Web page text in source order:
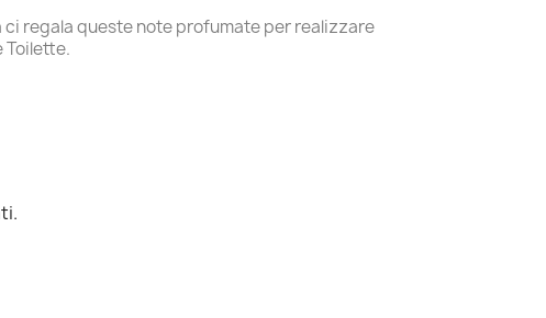
ci regala queste note profumate per realizzare
Toilette.